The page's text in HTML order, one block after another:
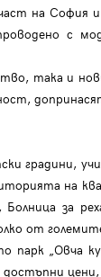
на
с
така и
на
за
от
„Овча